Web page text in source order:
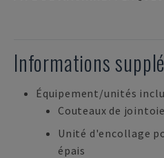
Informations
Équipement/unités
Couteaux de
Unité d'encollage
épais